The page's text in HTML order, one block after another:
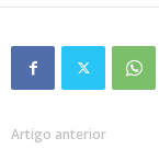
Artigo anterior